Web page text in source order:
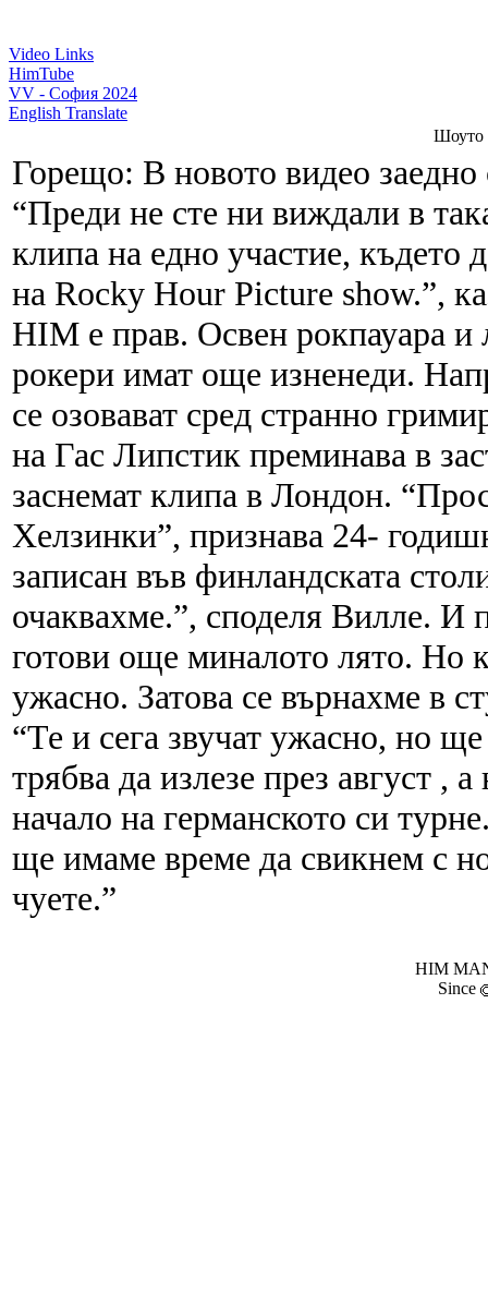
Video Links
HimTube
VV - София 2024
English Translate
Шоуто
Горещо: В новото видео заедно
“Преди не сте ни виждали в
клипа на едно участие, където
на Rocky Hour Picture show.”,
HIM е прав. Освен рокпауара и
рокери имат още изненеди.
се озовават сред странно
на Гас Липстик преминава в
заснемат клипа в Лондон.
Хелзинки”, признава 24-
записан във финландската
очаквахме.”, споделя Вилле. И
готови още миналото лято. Но
ужасно. Затова се върнахме в
“Те и сега звучат ужасно, но
трябва да излезе през август ,
начало на германското си
ще имаме време да свикнем с
чуете.”
HIM
Since